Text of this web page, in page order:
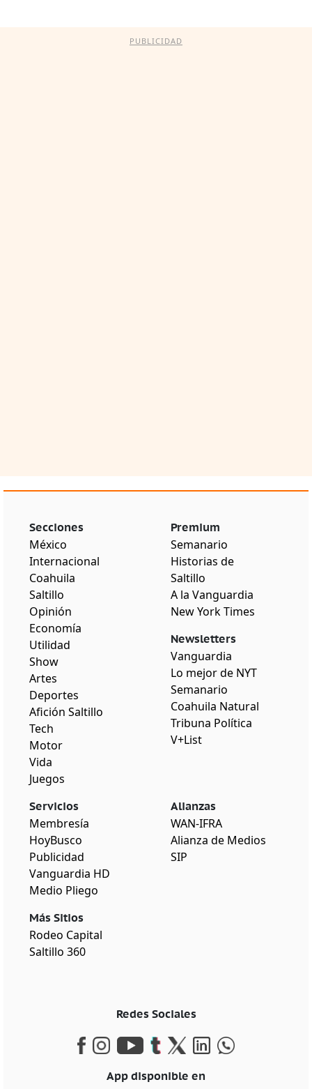
PUBLICIDAD
Secciones
México
Internacional
Coahuila
Saltillo
Opinión
Economía
Utilidad
Show
Artes
Deportes
Afición Saltillo
Tech
Motor
Vida
Juegos
Premium
Semanario
Historias de
Saltillo
A la Vanguardia
New York Times
Newsletters
Vanguardia
Lo mejor de NYT
Semanario
Coahuila Natural
Tribuna Política
V+List
Servicios
Membresía
HoyBusco
Publicidad
Vanguardia HD
Medio Pliego
Más Sitios
Rodeo Capital
Saltillo 360
Alianzas
WAN-IFRA
Alianza de Medios
SIP
Redes Sociales
App disponible en